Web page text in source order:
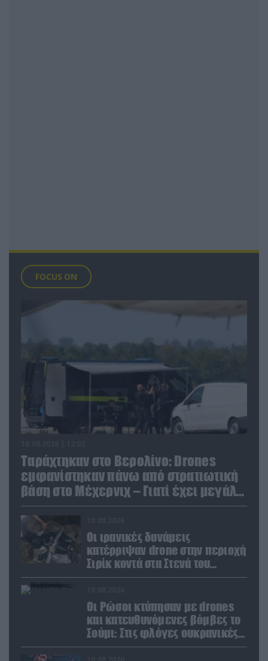
FOCUS ON
Ταράχτηκαν στο Βερολίνο: Drones
εμφανίστηκαν πάνω από στρατιωτική
βάση στο Μέχερνιχ – Γιατί έχει μεγάλη
σημασία
Οι ιρανικές δυνάμεις
κατέρριψαν drone στην περιοχή
Σιρίκ κοντά στα Στενά του
Ορμούζ: Δείτε βίντεο
Οι Ρώσοι κτύπησαν με drones
και κατευθυνόμενες βόμβες το
Σούμι: Στις φλόγες ουκρανικές
ενεργειακές εγκαταστάσεις